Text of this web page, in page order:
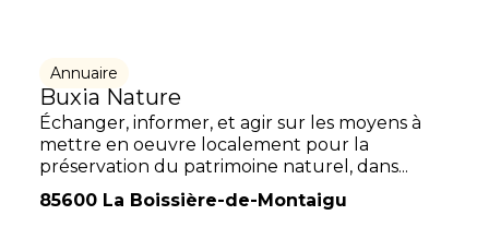
Annuaire
Buxia Nature
Échanger, informer, et agir sur les moyens à
mettre en oeuvre localement pour la
préservation du patrimoine naturel, dans...
85600 La Boissière-de-Montaigu